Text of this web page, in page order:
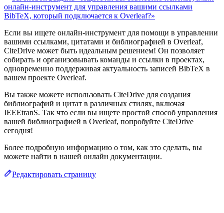
онлайн-инструмент для управления вашими ссылками
BibTeX, который подключается к Overleaf?»
Если вы ищете онлайн-инструмент для помощи в управлении
вашими ссылками, цитатами и библиографией в Overleaf,
CiteDrive может быть идеальным решением! Он позволяет
собирать и организовывать команды и ссылки в проектах,
одновременно поддерживая актуальность записей BibTeX в
вашем проекте Overleaf.
Вы также можете использовать CiteDrive для создания
библиографий и цитат в различных стилях, включая
IEEEtranS. Так что если вы ищете простой способ управления
вашей библиографией в Overleaf, попробуйте CiteDrive
сегодня!
Более подробную информацию о том, как это сделать, вы
можете найти в нашей онлайн документации.
Редактировать страницу